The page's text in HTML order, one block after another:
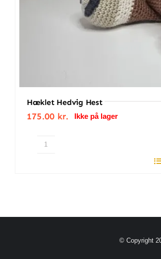
Hæklet Hedvig Hest
175.00 kr. Ikke på lager
© Copyright